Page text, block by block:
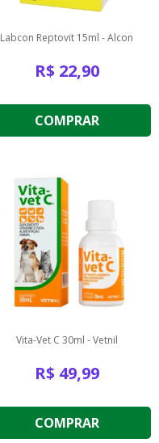
Labcon Reptovit 15ml - Alcon
R$ 22,90
COMPRAR
Vita-Vet C 30ml - Vetnil
R$ 49,99
COMPRAR